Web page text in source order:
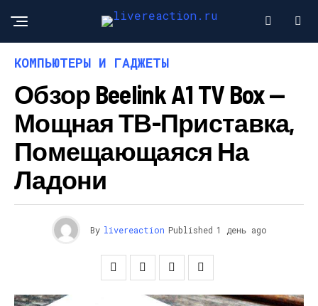
КОМПЬЮТЕРЫ И ГАДЖЕТЫ
Обзор Beelink A1 TV Box —
Мощная ТВ-Приставка,
Помещающаяся На
Ладони
By livereaction Published 1 день ago